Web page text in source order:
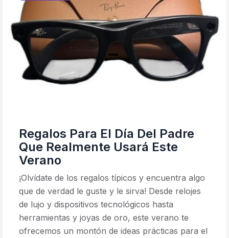
Regalos Para El Día Del Padre
Que Realmente Usará Este
Verano
¡Olvídate de los regalos típicos y encuentra algo
que de verdad le guste y le sirva! Desde relojes
de lujo y dispositivos tecnológicos hasta
herramientas y joyas de oro, este verano te
ofrecemos un montón de ideas prácticas para el